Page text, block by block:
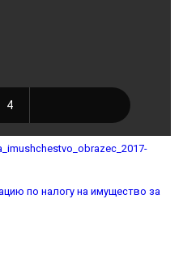
по налогу на имущество за